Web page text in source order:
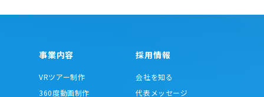
事業内容
VRツアー制作
360度動画制作
採用情報
会社を知る
代表メッセージ